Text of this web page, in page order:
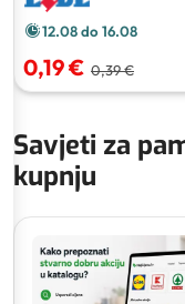
12.08 do 16.08
0,19 € 0,39 €
Savjeti za
kupnju